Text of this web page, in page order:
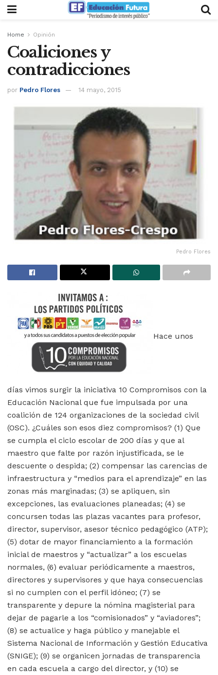
Home Opinión
Coaliciones y
contradicciones
por Pedro Flores 14 mayo, 2015
Pedro Flores
Hace unos
días vimos surgir la iniciativa 10 Compromisos con la
Educación Nacional que fue impulsada por una
coalición de 124 organizaciones de la sociedad civil
(OSC). ¿Cuáles son esos diez compromisos? (1) Que
se cumpla el ciclo escolar de 200 días y que al
maestro que falte por razón injustificada, se le
descuente o despida; (2) compensar las carencias de
infraestructura y “medios para el aprendizaje” en las
zonas más marginadas; (3) se apliquen, sin
excepciones, las evaluaciones planeadas; (4) se
concursen todas las plazas vacantes para profesor,
director, supervisor, asesor técnico pedagógico (ATP);
(5) dotar de mayor financiamiento a la formación
inicial de maestros y “actualizar” a los escuelas
normales, (6) evaluar periódicamente a maestros,
directores y supervisores y que haya consecuencias
si no cumplen con el perfil idóneo; (7) se
transparente y depure la nómina magisterial para
dejar de pagarle a los “comisionados” y “aviadores”;
(8) se actualice y haga público y manejable el
Sistema Nacional de Información y Gestión Educativa
(SNIGE); (9) se organicen jornadas de transparencia
en cada escuela a cargo del director, y (10) se